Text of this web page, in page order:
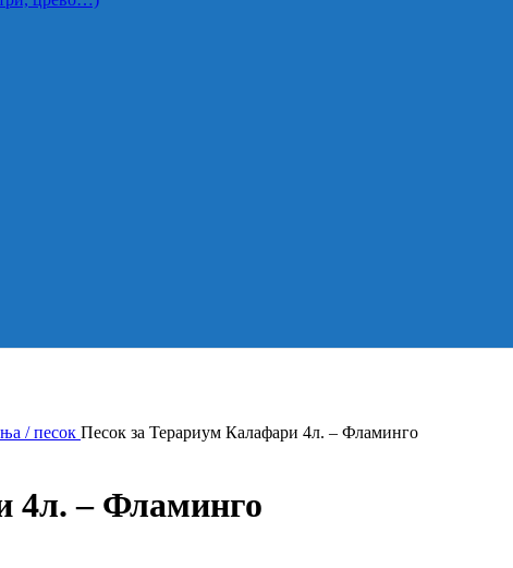
/ песок Песок за Терариум Калафари 4л. – Фламинго
4л. – Фламинго